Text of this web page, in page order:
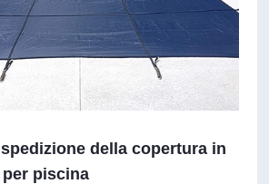
della copertura in
piscina